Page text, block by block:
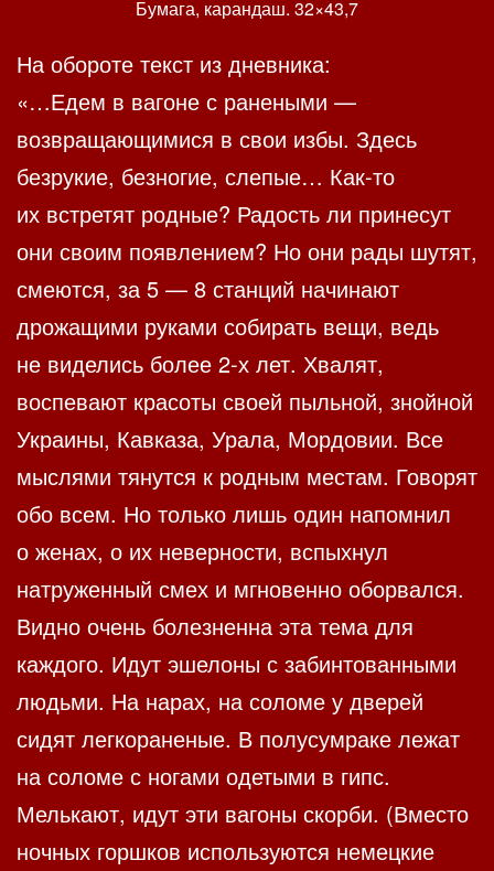
Бумага, карандаш. 32×43,7
На обороте текст из дневника:
«…Едем в вагоне с ранеными —
возвращающимися в свои избы. Здесь
безрукие, безногие, слепые… Как-то
их встретят родные? Радость ли принесут
они своим появлением? Но они рады шутят,
смеются, за 5 — 8 станций начинают
дрожащими руками собирать вещи, ведь
не виделись более 2-х лет. Хвалят,
воспевают красоты своей пыльной, знойной
Украины, Кавказа, Урала, Мордовии. Все
мыслями тянутся к родным местам. Говорят
обо всем. Но только лишь один напомнил
о женах, о их неверности, вспыхнул
натруженный смех и мгновенно оборвался.
Видно очень болезненна эта тема для
каждого. Идут эшелоны с забинтованными
людьми. На нарах, на соломе у дверей
сидят легкораненые. В полусумраке лежат
на соломе с ногами одетыми в гипс.
Мелькают, идут эти вагоны скорби. (Вместо
ночных горшков используются немецкие